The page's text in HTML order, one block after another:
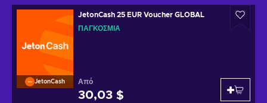
JetonCash
JetonCash 25 EUR Voucher GLOBAL
ΠΑΓΚΌΣΜΙΑ
Από
30,03 $